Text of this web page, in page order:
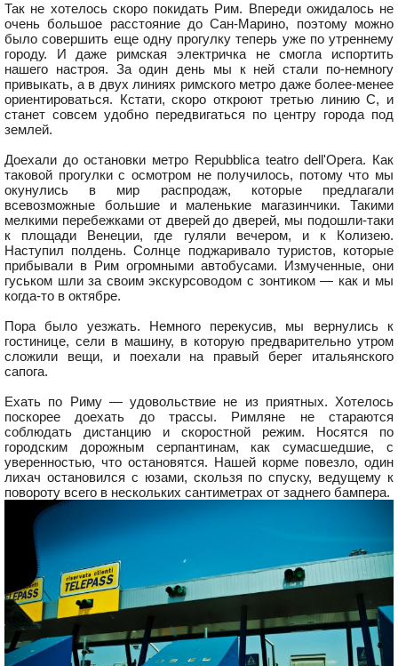
Так не хотелось скоро покидать Рим. Впереди ожидалось не
очень большое расстояние до Сан-Марино, поэтому можно
было совершить еще одну прогулку теперь уже по утреннему
городу. И даже римская электричка не смогла испортить
нашего настроя. За один день мы к ней стали по-немногу
привыкать, а в двух линиях римского метро даже более-менее
ориентироваться. Кстати, скоро откроют третью линию C, и
станет совсем удобно передвигаться по центру города под
землей.
Доехали до остановки метро Repubblica teatro dell'Opera. Как
таковой прогулки с осмотром не получилось, потому что мы
окунулись в мир распродаж, которые предлагали
всевозможные большие и маленькие магазинчики. Такими
мелкими перебежками от дверей до дверей, мы подошли-таки
к площади Венеции, где гуляли вечером, и к Колизею.
Наступил полдень. Солнце поджаривало туристов, которые
прибывали в Рим огромными автобусами. Измученные, они
гуськом шли за своим экскурсоводом с зонтиком — как и мы
когда-то в октябре.
Пора было уезжать. Немного перекусив, мы вернулись к
гостинице, сели в машину, в которую предварительно утром
сложили вещи, и поехали на правый берег итальянского
сапога.
Ехать по Риму — удовольствие не из приятных. Хотелось
поскорее доехать до трассы. Римляне не стараются
соблюдать дистанцию и скоростной режим. Носятся по
городским дорожным серпантинам, как сумасшедшие, с
уверенностью, что остановятся. Нашей корме повезло, один
лихач остановился с юзами, скользя по спуску, ведущему к
повороту всего в нескольких сантиметрах от заднего бампера.